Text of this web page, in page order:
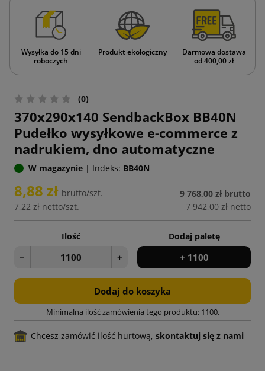
Wysyłka do 15 dni
roboczych
Produkt ekologiczny
Darmowa dostawa
od 400,00 zł
(0)
370x290x140 SendbackBox BB40N
Pudełko wysyłkowe e-commerce z
nadrukiem, dno automatyczne
W magazynie | Indeks: BB40N
8,88 zł brutto/szt.
7,22 zł netto/szt.
9 768,00 zł brutto
7 942,00 zł netto
Ilość
− +
Dodaj paletę
+ 1100
Dodaj do koszyka
Minimalna ilość zamówienia tego produktu: 1100.
Chcesz zamówić ilość hurtową, skontaktuj się z nami